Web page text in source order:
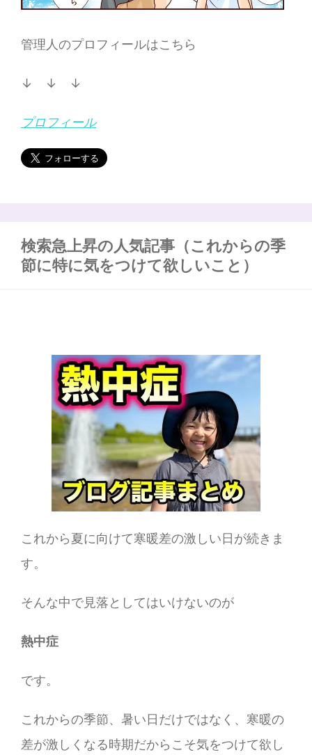
管理人のプロフィールはこちら
↓ ↓ ↓
プロフィール
検索急上昇の人気記事（これからの季
節に特に気をつけて欲しいこと）
これから夏に向けて寒暖差の激しい日が続きま
す。
そんな中で見落としてはいけないのが
熱中症
です。
これからの季節、暑い日だけではなく、寒暖の
差が激しくなる時期だからこそ気をつけて欲し